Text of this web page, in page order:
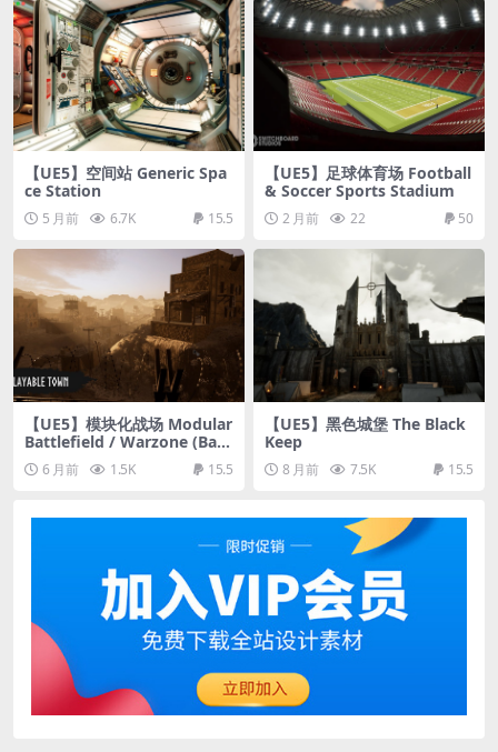
【UE5】空间站 Generic Spa
ce Station
5 月前 6.7K 15.5
【UE5】足球体育场 Football
& Soccer Sports Stadium
2 月前 22 50
【UE5】模块化战场 Modular
Battlefield / Warzone (Batt
lefield, Warzone, Desert, D
esert Town)
6 月前 1.5K 15.5
【UE5】黑色城堡 The Black
Keep
8 月前 7.5K 15.5